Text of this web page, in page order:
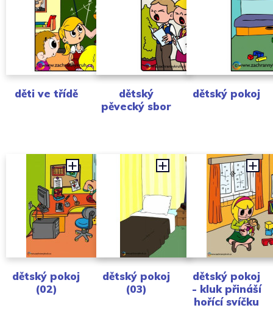
děti ve třídě
dětský
pěvecký sbor
dětský pokoj
dětský pokoj
(02)
dětský pokoj
(03)
dětský pokoj
- kluk přináší
hořící svíčku